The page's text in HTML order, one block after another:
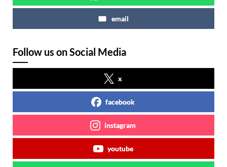
email
Follow us on Social Media
x
facebook
instagram
youtube